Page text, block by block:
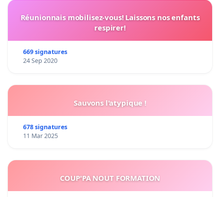
Réunionnais mobilisez-vous! Laissons nos enfants
respirer!
669 signatures
24 Sep 2020
Sauvons l'atypique !
678 signatures
11 Mar 2025
COUP'PA NOUT FORMATION